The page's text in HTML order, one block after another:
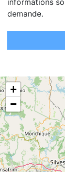
informations
demande.
+
−